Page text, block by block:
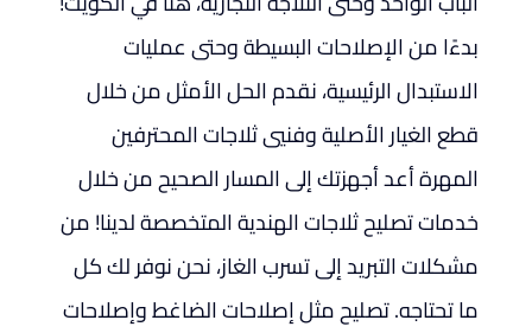
بدءًا من الإصلاحات البسيطة وحتى عمليات
الاستبدال الرئيسية، نقدم الحل الأمثل من خلال
قطع الغيار الأصلية وفنيي ثلاجات المحترفين
المهرة أعد أجهزتك إلى المسار الصحيح من خلال
خدمات تصليح ثلاجات الهندية المتخصصة لدينا! من
مشكلات التبريد إلى تسرب الغاز، نحن نوفر لك كل
ما تحتاجه. تصليح مثل إصلاحات الضاغط وإصلاحات